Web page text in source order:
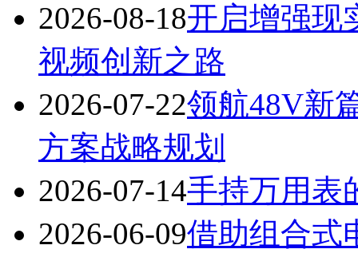
2026-08-18开启增强现
视频创新之路
2026-07-22领航48V新
方案战略规划
2026-07-14手持万用表
2026-06-09借助组合式